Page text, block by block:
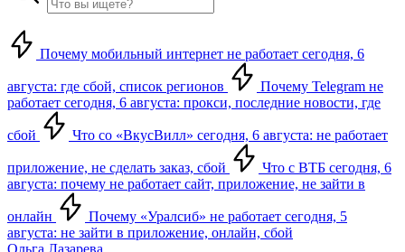
Почему мобильный интернет не работает сегодня, 6
августа: где сбой, список регионов
Почему Telegram не
работает сегодня, 6 августа: прокси, последние новости, где
сбой Что со «ВкусВилл» сегодня, 6 августа: не работает
приложение, не сделать заказ, сбой
Что с ВТБ сегодня, 6
августа: почему не работает сайт, приложение, не зайти в
онлайн
Почему «Уралсиб» не работает сегодня, 5
августа: не зайти в приложение, онлайн, сбой
Ольга Лазарева